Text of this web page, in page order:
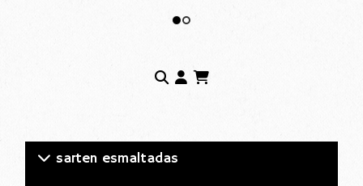
sarten esmaltadas